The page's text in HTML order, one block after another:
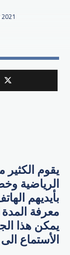
يقوم
الرياضية
بأيديهم
معرفة المدة
يمكن هذا
الأستماع